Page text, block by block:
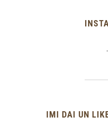
IMI DAI UN